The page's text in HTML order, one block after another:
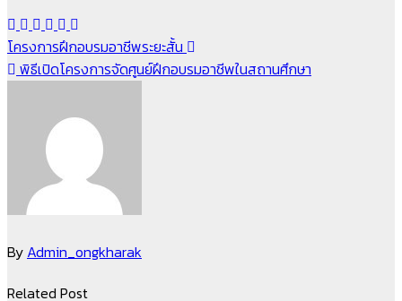
แนะแนว
เรื่อง
โครงการฝึกอบรมอาชีพระยะสั้น
พิธีเปิดโครงการจัดศูนย์ฝึกอบรมอาชีพในสถานศึกษา
By Admin_ongkharak
Related Post